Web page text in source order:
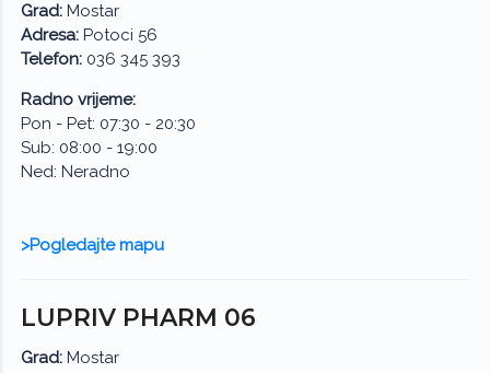
Grad: Mostar
Adresa: Potoci 56
Telefon: 036 345 393
Radno vrijeme:
Pon - Pet: 07:30 - 20:30
Sub: 08:00 - 19:00
Ned: Neradno
>Pogledajte mapu
LUPRIV PHARM 06
Grad: Mostar